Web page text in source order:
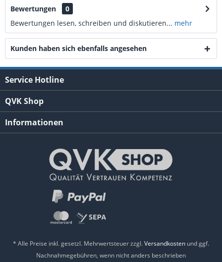
Bewertungen
0
Bewertungen lesen, schreiben und diskutieren... mehr
Kunden haben sich ebenfalls angesehen
Service Hotline
QVK Shop
Informationen
* Alle Preise inkl. gesetzl. Mehrwertsteuer zzgl.Versandkosten und ggf.
Nachnahmegebühren, wenn nicht anders beschrieben